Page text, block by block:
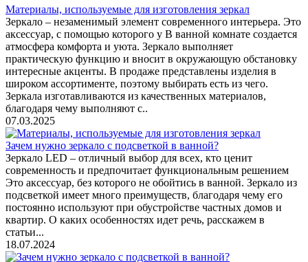
Материалы, используемые для изготовления зеркал
Зеркало – незаменимый элемент современного интерьера. Это
аксессуар, с помощью которого у В ванной комнате создается
атмосфера комфорта и уюта. Зеркало выполняет
практическую функцию и вносит в окружающую обстановку
интересные акценты. В продаже представлены изделия в
широком ассортименте, поэтому выбирать есть из чего.
Зеркала изготавливаются из качественных материалов,
благодаря чему выполняют с..
07.03.2025
Зачем нужно зеркало с подсветкой в ванной?
Зеркало LED – отличный выбор для всех, кто ценит
современность и предпочитает функциональным решением
Это аксессуар, без которого не обойтись в ванной. Зеркало из
подсветкой имеет много преимуществ, благодаря чему его
постоянно используют при обустройстве частных домов и
квартир. О каких особенностях идет речь, расскажем в
статьи...
18.07.2024